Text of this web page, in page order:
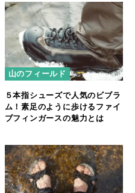
山のフィールド
５本指シューズで人気のビブラ
ム！素足のように歩けるファイ
ブフィンガースの魅力とは